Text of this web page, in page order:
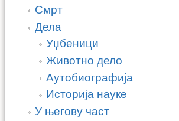
Смрт
Дела
Уџбеници
Животно дело
Аутобиографија
Историја науке
У његову част